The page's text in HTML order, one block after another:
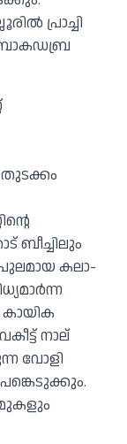
പ്രാച്ചി
ബീച്ചിലും
കലാ-
നാല്
വോളി